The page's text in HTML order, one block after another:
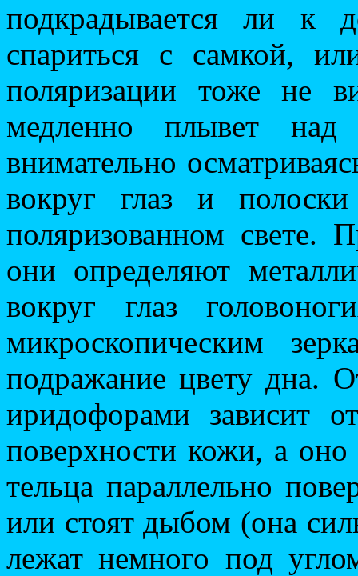
подкрадывается ли к
спариться с самкой,
поляризации тоже не
медленно плывет
внимательно
вокруг глаз и
поляризованном
они определяют
вокруг глаз
микроскопическим
подражание цвету дна.
иридофорами зависит
поверхности кожи, а
тельца параллельно
или стоят дыбом (она
лежат немного под